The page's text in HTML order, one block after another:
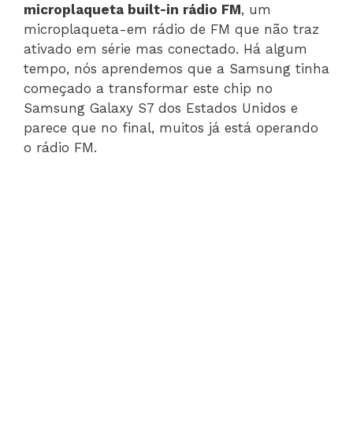
microplaqueta built-in rádio FM, um
microplaqueta-em rádio de FM que não traz
ativado em série mas conectado. Há algum
tempo, nós aprendemos que a Samsung tinha
começado a transformar este chip no
Samsung Galaxy S7 dos Estados Unidos e
parece que no final, muitos já está operando
o rádio FM.